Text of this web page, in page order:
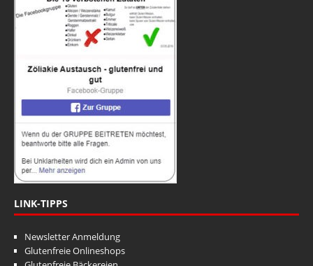
LINK-TIPPS
Newsletter Anmeldung
Glutenfreie Onlineshops